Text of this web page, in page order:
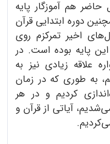
هم آموزگار پایه
دوره ابتدایی قرآن
اخیر تمرکزم روی
پایه بوده است. در
علاقه زیادی نیز به
به طوری که در زمان
کردیم و در هر
آیاتی از قرآن و